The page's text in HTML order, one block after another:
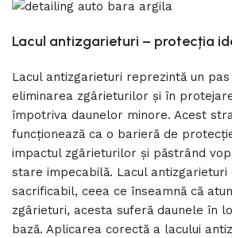
Lacul antizgarieturi – protecția i
Lacul antizgarieturi reprezintă un
eliminarea zgârieturilor și în
împotriva daunelor minore. Acest
funcționează ca o barieră de
impactul zgârieturilor și păstrând
stare impecabilă. Lacul
sacrificabil, ceea ce înseamnă că
zgârieturi, acesta suferă daunele în
bază. Aplicarea corectă a lacului